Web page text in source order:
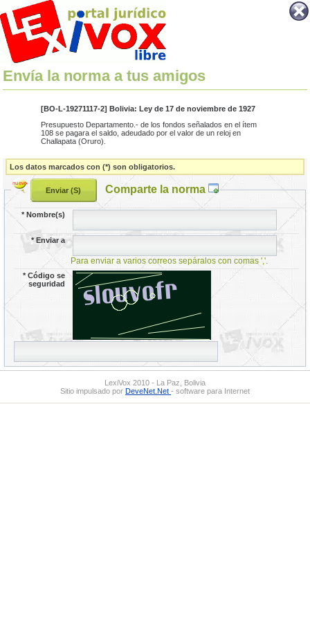
Envía la norma a tus amigos
[BO-L-19271117-2] Bolivia: Ley de 17 de noviembre de 1927
Presupuesto Departamento.- de los fondos señalados en el ítem
108 se pagara el saldo, adeudado por el valor de un reloj en
Challapata (Oruro).
Los datos marcados con (*) son obligatorios.
Comparte la norma
*Nombre(s)
*Enviar a
Para enviar a varios correos sepáralos con comas ','.
*Código se
seguridad
LexiVox 2010 - La Paz, Bolivia
Sitio impulsado por DeveNet.Net - software para Internet